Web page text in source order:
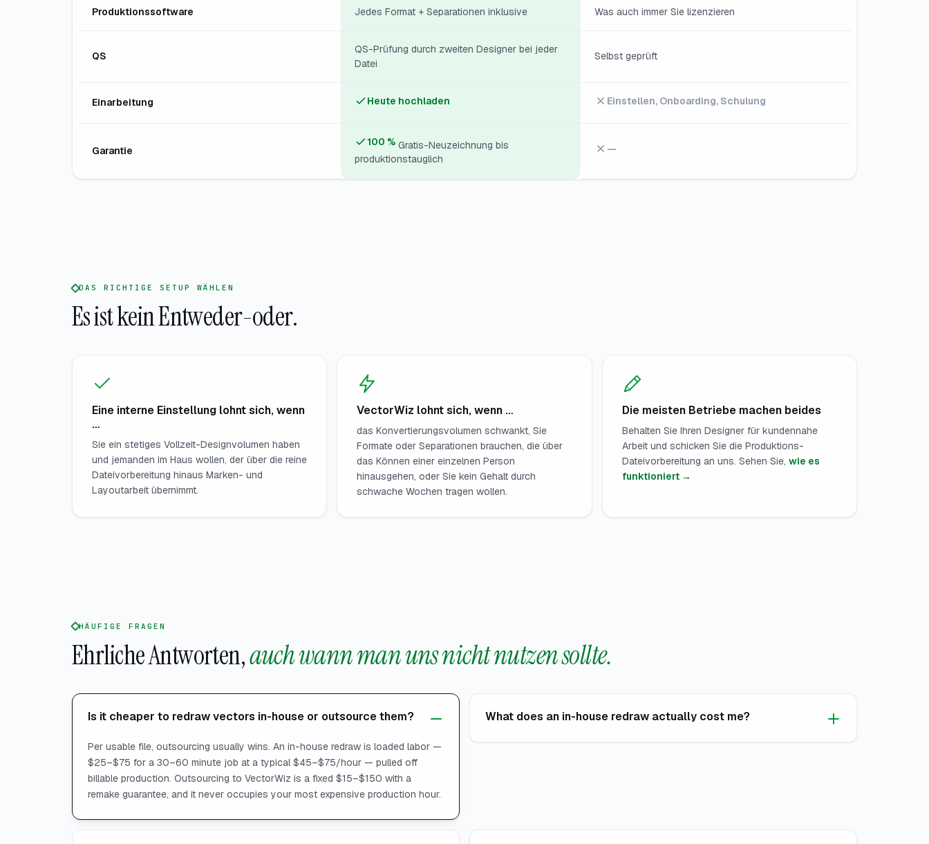
Produktionssoftware Jedes Format + Separationen inklusive Was auch immer Sie lizenzieren
QS
QS-Prüfung durch zweiten Designer bei jeder
Datei
Selbst geprüft
Einarbeitung Heute hochladen Einstellen, Onboarding, Schulung
Garantie
100 % Gratis-Neuzeichnung bis
produktionstauglich
—
DAS RICHTIGE SETUP WÄHLEN
Es ist kein Entweder-oder.
Eine interne Einstellung lohnt sich, wenn
…
Sie ein stetiges Vollzeit-Designvolumen haben
und jemanden im Haus wollen, der über die reine
Dateivorbereitung hinaus Marken- und
Layoutarbeit übernimmt.
VectorWiz lohnt sich, wenn …
das Konvertierungsvolumen schwankt, Sie
Formate oder Separationen brauchen, die über
das Können einer einzelnen Person
hinausgehen, oder Sie kein Gehalt durch
schwache Wochen tragen wollen.
Die meisten Betriebe machen beides
Behalten Sie Ihren Designer für kundennahe
Arbeit und schicken Sie die Produktions-
Dateivorbereitung an uns. Sehen Sie, wie es
funktioniert →
HÄUFIGE FRAGEN
Ehrliche Antworten,auch wann man uns nicht nutzen sollte.
Is it cheaper to redraw vectors in-house or outsource them?
Per usable file, outsourcing usually wins. An in-house redraw is loaded labor —
$25–$75 for a 30–60 minute job at a typical $45–$75/hour — pulled off
billable production. Outsourcing to VectorWiz is a fixed $15–$150 with a
remake guarantee, and it never occupies your most expensive production hour.
What does an in-house redraw actually cost me?